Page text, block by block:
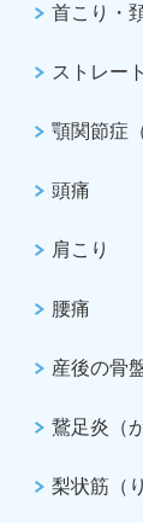
首こり・
ストレー
顎関節症
頭痛
肩こり
腰痛
産後の骨
鵞足炎（
梨状筋（